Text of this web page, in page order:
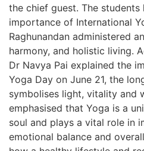
the chief guest. The
importance of International
Raghunandan administered
harmony, and holistic living.
Dr Navya Pai explained the
Yoga Day on June 21, the
symbolises light, vitality and
emphasised that Yoga is a
soul and plays a vital role in
emotional balance and